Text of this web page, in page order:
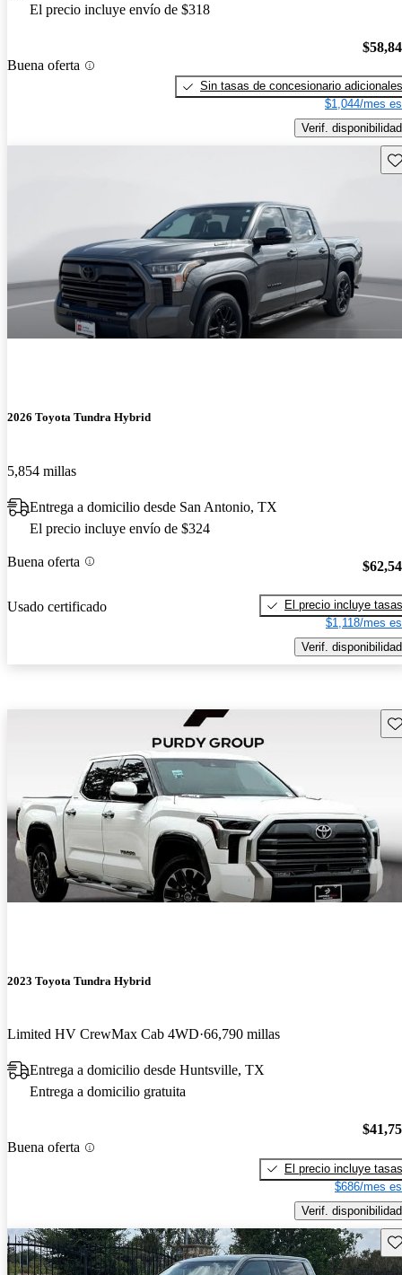
El precio incluye envío de $318
Buena oferta
Sin tasas de concesionario adicionales
$1,044/mes
Verif. disponibilidad
2026 Toyota Tundra Hybrid
5,854 millas
Entrega a domicilio desde San Antonio, TX
El precio incluye envío de $324
Buena oferta
Usado certificado
El precio incluye tasas
$1,118/mes
Verif. disponibilidad
2023 Toyota Tundra Hybrid
Limited HV CrewMax Cab 4WD 66,790 millas
Entrega a domicilio desde Huntsville, TX
Entrega a domicilio gratuita
Buena oferta
El precio incluye tasas
$686/mes
Verif. disponibilidad